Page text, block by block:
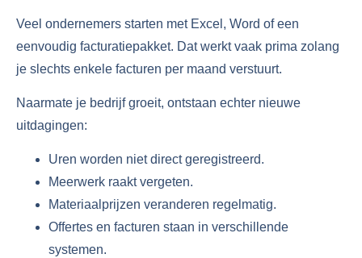
Veel ondernemers starten met Excel, Word of een
eenvoudig facturatiepakket. Dat werkt vaak prima zolang
je slechts enkele facturen per maand verstuurt.
Naarmate je bedrijf groeit, ontstaan echter nieuwe
uitdagingen:
Uren worden niet direct geregistreerd.
Meerwerk raakt vergeten.
Materiaalprijzen veranderen regelmatig.
Offertes en facturen staan in verschillende
systemen.